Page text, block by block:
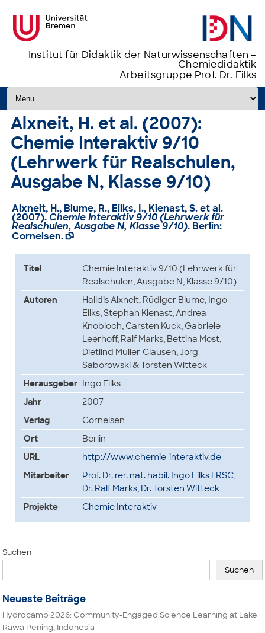
Institut für Didaktik der Naturwissenschaften –
Chemiedidaktik
Arbeitsgruppe Prof. Dr. Eilks
Zum Inhalt springen
Alxneit, H. et al. (2007):
Chemie Interaktiv 9/10
(Lehrwerk für Realschulen,
Ausgabe N, Klasse 9/10)
Alxneit, H., Blume, R., Eilks, I., Kienast, S. et al.
(2007). Chemie Interaktiv 9/10 (Lehrwerk für
Realschulen, Ausgabe N, Klasse 9/10). Berlin:
Cornelsen. 
Titel
Chemie Interaktiv 9/10 (Lehrwerk für
Realschulen, Ausgabe N, Klasse 9/10)
Autoren
Halldis Alxneit, Rüdiger Blume, Ingo
Eilks, Stephan Kienast, Andrea
Knobloch, Carsten Kuck, Gabriele
Leerhoff, Ralf Marks, Bettina Most,
Dietlind Müller-Clausen, Jörg
Saborowski & Torsten Witteck
Herausgeber Ingo Eilks
Jahr
2007
Verlag
Cornelsen
Ort
Berlin
URL
http://www.chemie-interaktiv.de
Mitarbeiter
Prof. Dr. rer. nat. habil. Ingo Eilks FRSC,
Dr. Ralf Marks, Dr. Torsten Witteck
Projekte
Chemie Interaktiv
Suchen
Suchen
Neueste Beiträge
Hydrocamp 2026: Community-Engaged Science Learning at Lake
Rawa Pening, Indonesia